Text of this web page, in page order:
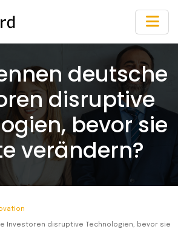
deutsche
disruptive
bevor sie
verändern?
Investoren disruptive Technologien, bevor sie